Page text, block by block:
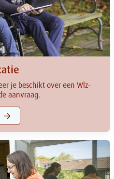
je beschikt over een Wlz-
aanvraag.